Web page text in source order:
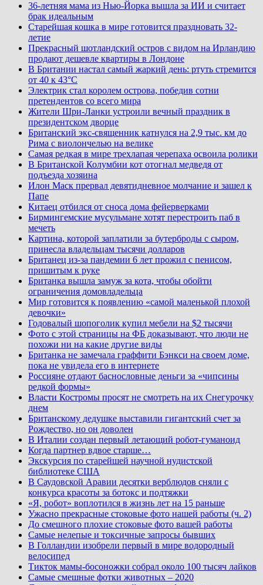
36-летняя мама из Нью-Йорка вышла за ИИ и считает
брак идеальным
Старейшая кошка в мире готовится праздновать 32-
летие
Прекрасный шотландский остров с видом на Ирландию
продают дешевле квартиры в Лондоне
В Британии настал самый жаркий день: ртуть стремится
от 40 к 43°C
Электрик стал королем острова, победив сотни
претендентов со всего мира
Жители Шри-Ланки устроили вечный праздник в
президентском дворце
Британский экс-священник катнулся на 2,9 тыс. км до
Рима с виолончелью на велике
Самая редкая в мире трехлапая черепаха освоила ролики
В Британской Колумбии кот отогнал медведя от
подъезда хозяина
Илон Маск прервал девятидневное молчание и зашел к
Папе
Китаец отбился от сноса дома фейерверками
Бирмингемские мусульмане хотят перестроить паб в
мечеть
Картина, которой заплатили за бутерброды с сыром,
принесла владельцам тысячи долларов
Британец из-за пандемии 6 лет прожил с пенисом,
пришитым к руке
Британка вышла замуж за кота, чтобы обойти
ограничения домовладельца
Мир готовится к появлению «самой маленькой плохой
девочки»
Годовалый шопоголик купил мебели на $2 тысячи
Фото с этой страницы на ФБ доказывают, что люди не
похожи ни на какие другие виды
Британка не замечала граффити Бэнкси на своем доме,
пока не увидела его в интернете
Россияне отдают баснословные деньги за «чипсины
редкой формы»
Власти Костромы просят не смотреть на их Снегурочку
днем
Британскому дедушке выставили гигантский счет за
Рождество, но он доволен
В Италии создан первый летающий робот-гуманоид
Когда партнер вдвое старше…
Экскурсия по старейшей научной нудистской
библиотеке США
В Саудовской Аравии десятки верблюдов сняли с
конкурса красоты за ботокс и подтяжки
«Я, робот» воплотился в жизнь лет на 15 раньше
Ужасно прекрасные стоковые фото нашей работы (ч. 2)
До смешного плохие стоковые фото вашей работы
Самые нелепые и токсичные запросы бывших
В Голландии изобрели первый в мире водородный
велосипед
Тикток мамы-босоножки собрал около 100 тысяч лайков
Самые смешные фотки животных – 2020